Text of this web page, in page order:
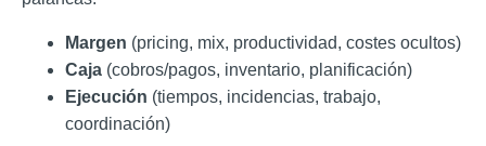
Margen (pricing, mix, productividad, costes ocultos)
Caja (cobros/pagos, inventario, planificación)
Ejecución (tiempos, incidencias, trabajo,
coordinación)